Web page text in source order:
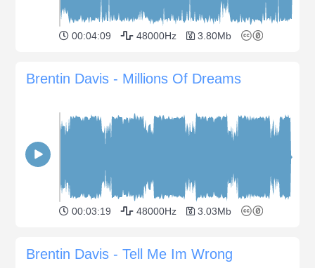
00:04:09 48000Hz 3.80Mb
Brentin Davis - Millions Of Dreams
00:03:19 48000Hz 3.03Mb
Brentin Davis - Tell Me Im Wrong